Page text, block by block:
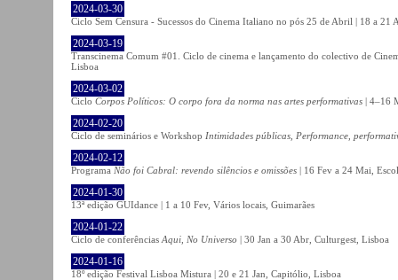
2024-03-30
Ciclo Sem Censura - Sucessos do Cinema Italiano no pós 25 de Abril | 18 a
2024-03-19
Transcinema Comum #01. Ciclo de cinema e lançamento do colectivo de
Lisboa
2024-03-02
Ciclo Corpos Políticos: O corpo fora da norma nas artes performativas | 4–16
2024-02-20
Ciclo de seminários e Workshop Intimidades públicas, Performance,
2024-02-12
Programa Não foi Cabral: revendo silêncios e omissões | 16 Fev a 24 Mai,
2024-01-30
13ª edição GUIdance | 1 a 10 Fev, Vários locais, Guimarães
2024-01-22
Ciclo de conferências Aqui, No Universo | 30 Jan a 30 Abr, Culturgest, Lisboa
2024-01-16
18º edição Festival Lisboa Mistura | 20 e 21 Jan, Capitólio, Lisboa